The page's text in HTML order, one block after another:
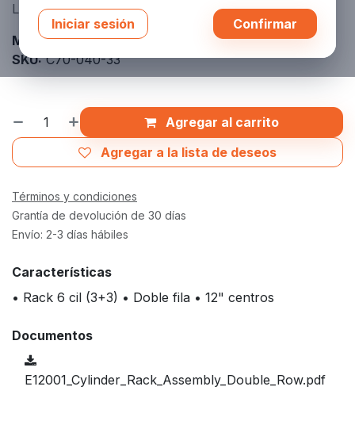
Listed y FM Approved.
Marca:CO2
SKU:C70-040-33
Agregar al carrito
Agregar a la lista de deseos
Términos y condiciones
Grantía de devolución de 30 días
Envío: 2-3 días hábiles
Características
• Rack 6 cil (3+3) • Doble fila • 12" centros
Documentos
E12001_Cylinder_Rack_Assembly_Double_Row.pdf
Iniciar sesión Confirmar